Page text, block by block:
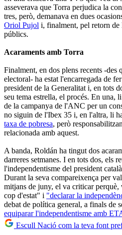
asseverava que Torra perjudica la
tres, però, demanava en dues
Oriol Pujol i, finalment, pel retorn de
públics.
Acaraments amb Torra
Finalment, en dos plens recents -des
electoral- ha estat l'encarregada de
president de la Generalitat i, en tots
seu tema estrella, el procés. En una,
de la campanya de l'ANC per un
no siguin de l'Ibex 35 i, en l'altra, li
taxa de pobresa, però
relacionada amb aquest.
A banda, Roldán ha tingut dos
darreres setmanes. I en tots dos, els
l'independentisme del president
Durant la seva compareixença per
mitjans de juny, el va criticar
cop d'estat" i "declarar la
debat de política general, a finals de
equiparar l'independentisme amb
Escull Nació com la teva font